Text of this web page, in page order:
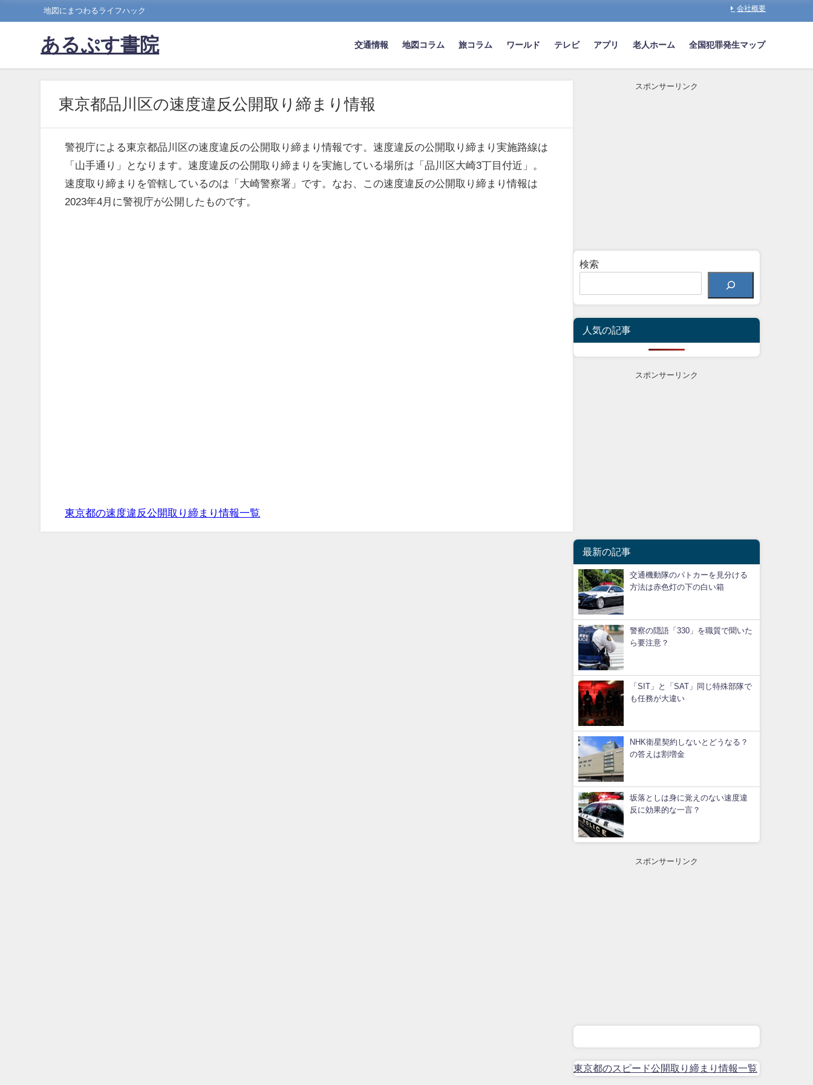
地図にまつわるライフハック 会社概要
あるぷす書院 交通情報 地図コラム 旅コラム ワールド テレビ アプリ 老人ホーム 全国犯罪発生マップ
東京都品川区の速度違反公開取り締まり情報
警視庁による東京都品川区の速度違反の公開取り締まり情報です。速度違反の公開取り締まり実施路線は
「山手通り」となります。速度違反の公開取り締まりを実施している場所は「品川区大崎3丁目付近」。
速度取り締まりを管轄しているのは「大崎警察署」です。なお、この速度違反の公開取り締まり情報は
2023年4月に警視庁が公開したものです。
東京都の速度違反公開取り締まり情報一覧
スポンサーリンク
検索
人気の記事
スポンサーリンク
最新の記事
交通機動隊のパトカーを見分ける
方法は赤色灯の下の白い箱
警察の隠語「330」を職質で聞いた
ら要注意？
「SIT」と「SAT」同じ特殊部隊で
も任務が大違い
NHK衛星契約しないとどうなる？
の答えは割増金
坂落としは身に覚えのない速度違
反に効果的な一言？
スポンサーリンク
東京都のスピード公開取り締まり情報一覧